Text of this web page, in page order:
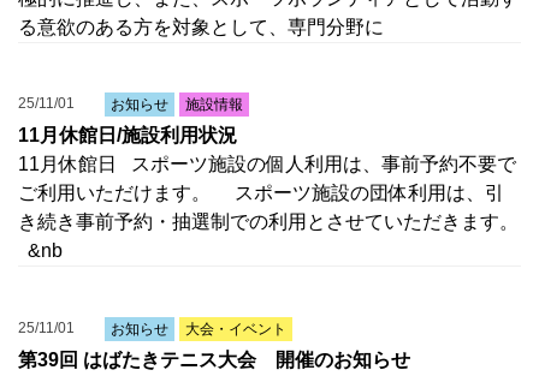
る意欲のある方を対象として、専門分野に
25/11/01 お知らせ 施設情報
11月休館日/施設利用状況
11月休館日 スポーツ施設の個人利用は、事前予約不要で
ご利用いただけます。 スポーツ施設の団体利用は、引
き続き事前予約・抽選制での利用とさせていただきます。
&nb
25/11/01 お知らせ 大会・イベント
第39回 はばたきテニス大会 開催のお知らせ